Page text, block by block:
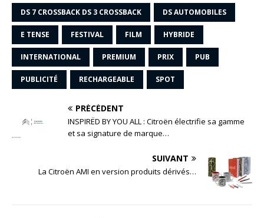
DS 7 CROSSBACK DS 3 CROSSBACK DS AUTOMOBILES
E TENSE FESTIVAL FILM HYBRIDE
INTERNATIONAL PREMIUM PRIX PUB
PUBLICITÉ RECHARGEABLE SPOT
PRÉCÉDENT
INSPIRËD BY YOU ALL : Citroën électrifie sa gamme
et sa signature de marque…
SUIVANT
La Citroën AMI en version produits dérivés…